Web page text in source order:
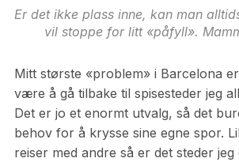
Er det ikke plass inne, kan man
vil stoppe for litt «påfyll».
Mitt største «problem» i Barcelona
være å gå tilbake til spisesteder jeg
Det er jo et enormt utvalg, så det
behov for å krysse sine egne spor.
reiser med andre så er det steder jeg